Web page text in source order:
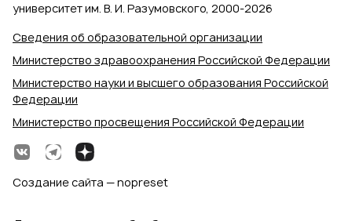
Сведения об образовательной организации
Министерство здравоохранения Российской Федерации
Министерство науки и высшего образования Российской
Федерации
Министерство просвещения Российской Федерации
университет им. В. И. Разумовского, 2000‑2026
Создание сайта — nopreset